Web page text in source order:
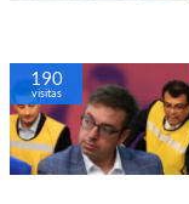
190
visitas